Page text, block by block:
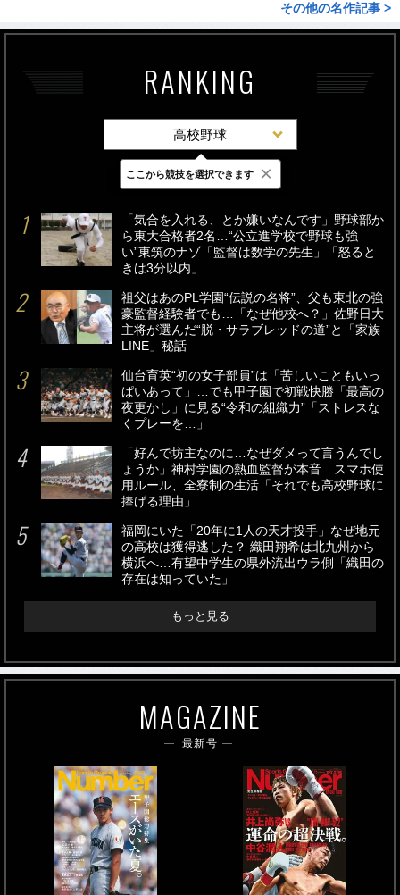
その他の名作記事 >
RANKING
高校野球
最新 24時間 週間
「気合を入れる、とか嫌いなんです」野球部か
ら東大合格者2名…“公立進学校で野球も強
い”東筑のナゾ「監督は数学の先生」「怒ると
きは3分以内」
祖父はあのPL学園“伝説の名将”、父も東北の強
豪監督経験者でも…「なぜ他校へ？」佐野日大
主将が選んだ“脱・サラブレッドの道”と「家族
LINE」秘話
仙台育英“初の女子部員”は「苦しいこともいっ
ぱいあって」…でも甲子園で初戦快勝「最高の
夜更かし」に見る“令和の組織力”「ストレスな
くプレーを…」
「好んで坊主なのに…なぜダメって言うんでし
ょうか」神村学園の熱血監督が本音…スマホ使
用ルール、全寮制の生活「それでも高校野球に
捧げる理由」
福岡にいた「20年に1人の天才投手」なぜ地元
の高校は獲得逃した？ 織田翔希は北九州から
横浜へ…有望中学生の県外流出ウラ側「織田の
存在は知っていた」
もっと見る
MAGAZINE
最新号
ここから競技を選択できます ×